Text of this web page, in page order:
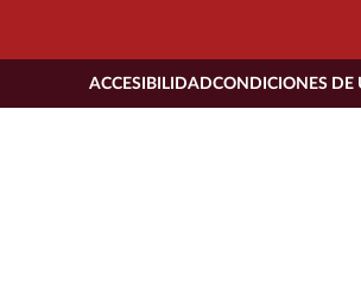
ACCESIBILIDADCONDICIONES DE